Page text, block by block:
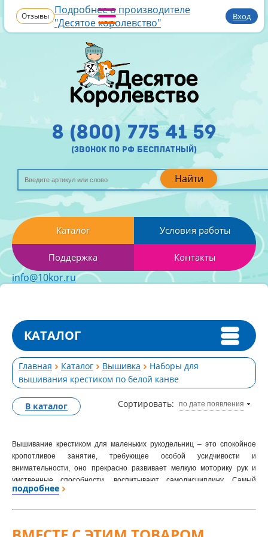
Отзывы Подробнее о производителе
"Десятое королевство"
Вход
Найти
8 (800) 775 41 59
(звонок по рф бесплатный)
Каталог Условия работы
Поддержка Контакты
info@10kor.ru
КАТАЛОГ
Главная Каталог Вышивка
Наборы для
вышивания крестиком по белой канве
Сортировать: по дате появления
В каталог
Вышивание крестиком для маленьких рукодельниц – это спокойное
кропотливое занятие, требующее особой усидчивости и
внимательности, оно прекрасно развивает мелкую моторику рук и
умственные способности, воспитывают самодисциплину. Самый
простой способ научиться вышивать крестиком – купить готовые
цветная схема вышивки, канва и нитки мулине. Наборы с пяльцами и
подробнее